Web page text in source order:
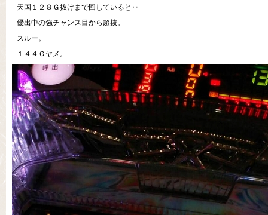
天国１２８Ｇ抜けまで回していると‥
優出中の強チャンス目から超抜。
スルー。
１４４Ｇヤメ。